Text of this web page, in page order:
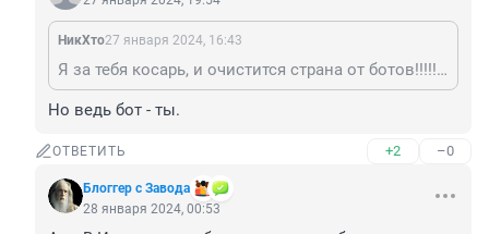
НикХто27 января 2024, 16:43
Я за тебя косарь, и очистится страна от ботов!!!!!!!!!!!!!!!!!!!!!!!!!!!!!!!!!!!
Но ведь бот - ты.
ОТВЕТИТЬ +2 –0
Блоггер с Завода
28 января 2024, 00:53